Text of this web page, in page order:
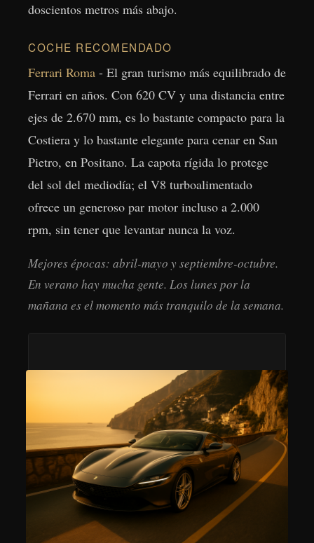
doscientos metros más abajo.
COCHE RECOMENDADO
Ferrari Roma - El gran turismo más equilibrado de
Ferrari en años. Con 620 CV y una distancia entre
ejes de 2.670 mm, es lo bastante compacto para la
Costiera y lo bastante elegante para cenar en San
Pietro, en Positano. La capota rígida lo protege
del sol del mediodía; el V8 turboalimentado
ofrece un generoso par motor incluso a 2.000
rpm, sin tener que levantar nunca la voz.
Mejores épocas: abril-mayo y septiembre-octubre.
En verano hay mucha gente. Los lunes por la
mañana es el momento más tranquilo de la semana.